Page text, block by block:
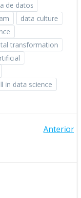
de datos
data culture
transformation
in data science
Anterior